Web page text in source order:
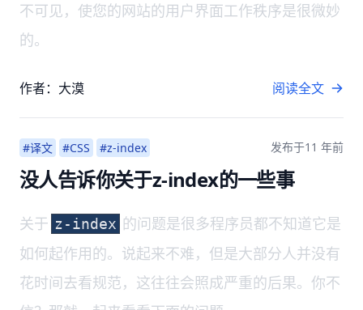
不可见，使您的网站的用户界面工作秩序是很微妙
的。
作者：大漠 阅读全文
#译文 #CSS #z-index 发布于11 年前
没人告诉你关于z-index的一些事
关于 z-index 的问题是很多程序员都不知道它是
如何起作用的。说起来不难，但是大部分人并没有
花时间去看规范，这往往会照成严重的后果。你不